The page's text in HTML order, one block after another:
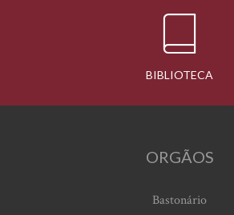
BIBLIOTECA
ORGÃOS
Bastonário